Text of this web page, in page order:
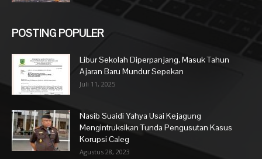
POSTING POPULER
Libur Sekolah Diperpanjang, Masuk Tahun
Ajaran Baru Mundur Sepekan
Juli 11, 2025
Nasib Suaidi Yahya Usai Kejagung
Mengintruksikan Tunda Pengusutan Kasus
Korupsi Caleg
Agustus 28, 2023